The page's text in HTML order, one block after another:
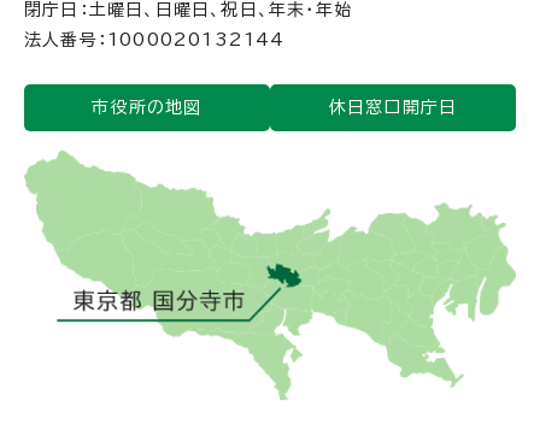
閉庁日：土曜日、日曜日、祝日、年末・年始
法人番号：1000020132144
市役所の地図 休日窓口開庁日